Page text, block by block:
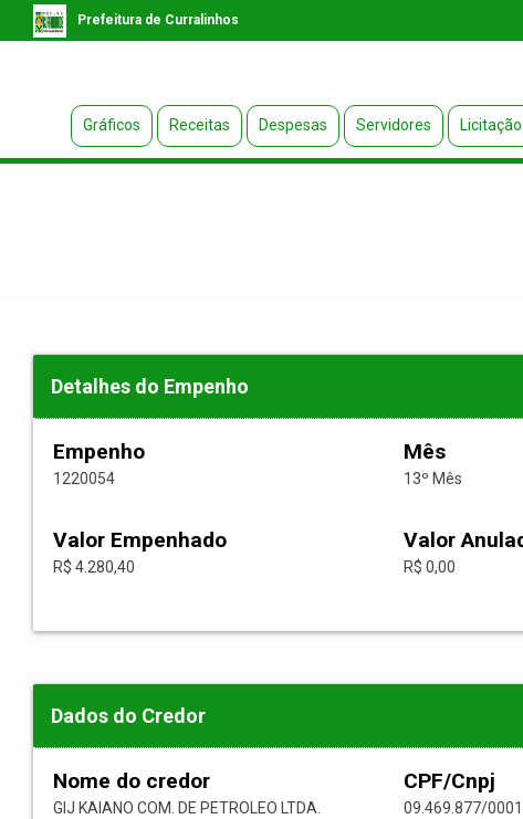
Prefeitura de Curralinhos
Gráficos Receitas Despesas Servidores Licitação
Detalhes do Empenho
Empenho
1220054
Mês
13º Mês
Valor Empenhado
R$ 4.280,40
Valor
R$ 0,00
Dados do Credor
Nome do credor
GIJ KAIANO COM. DE PETROLEO LTDA.
CPF/Cnpj
09.469.877/